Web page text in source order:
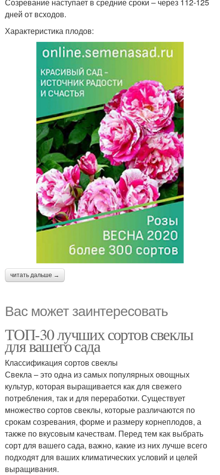
дней от всходов.
Характеристика плодов:
читать дальше →
Вас может заинтересовать
ТОП-30 лучших сортов свеклы
для вашего сада
Классификация сортов свеклы
Свекла – это одна из самых популярных овощных
культур, которая выращивается как для свежего
потребления, так и для переработки. Существует
множество сортов свеклы, которые различаются по
срокам созревания, форме и размеру корнеплодов, а
также по вкусовым качествам. Перед тем как выбрать
сорт для вашего сада, важно, какие из них лучше всего
подходят для ваших климатических условий и целей
выращивания.